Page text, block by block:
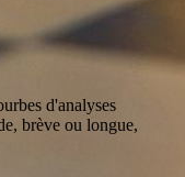
d'analyses
brève ou longue,